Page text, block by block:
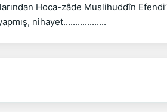
Hoca-zâde Muslihuddîn